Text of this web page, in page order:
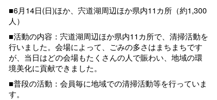
■6月14日(日)ほか、宍道湖周辺ほか県内11カ所（約1,300
人）
■活動の内容：宍道湖周辺ほか県内11カ所で、清掃活動を
行いました。会場によって、ごみの多さはまちまちです
が、当日はどの会場もたくさんの人で賑わい、地域の環
境美化に貢献できました。
■普段の活動：会員毎に地域での清掃活動等を行っていま
す。